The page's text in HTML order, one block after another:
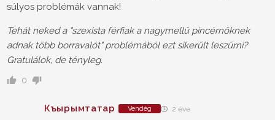
súlyos problémák vannak!
Tehát neked a "szexista férfiak a nagymellű pincérnőknek
adnak több borravalót" problémából ezt sikerült leszűrni?
Gratulálok, de tényleg.
0
Къырымтатар Vendég 2 éve